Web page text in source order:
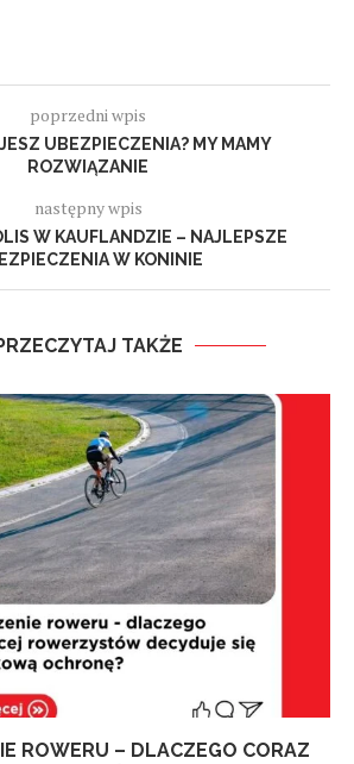
poprzedni wpis
UBEZPIECZENIA? MY MAMY
ROZWIĄZANIE
następny wpis
W KAUFLANDZIE – NAJLEPSZE
W KONINIE
TAKŻE
ROWERU – DLACZEGO CORAZ